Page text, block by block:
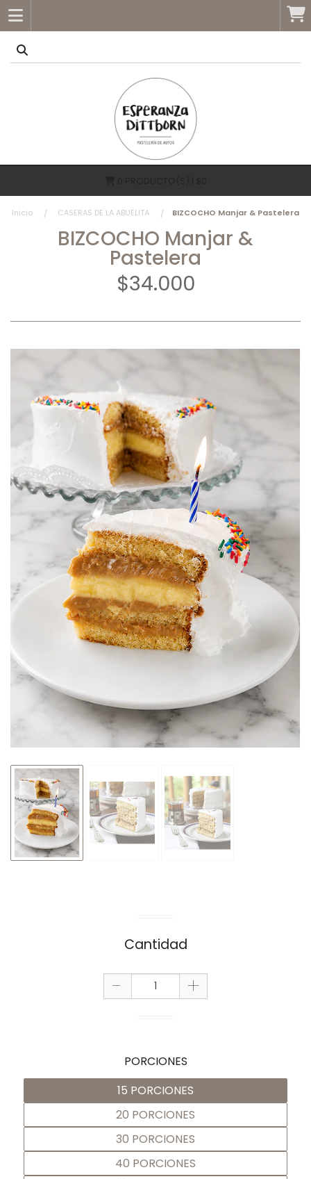
Inicio CASERAS DE LA ABUELITA BIZCOCHO Manjar & Pastelera
BIZCOCHO Manjar &
Pastelera
$34.000
Cantidad
+
-
PORCIONES
15 PORCIONES
20 PORCIONES
30 PORCIONES
40 PORCIONES